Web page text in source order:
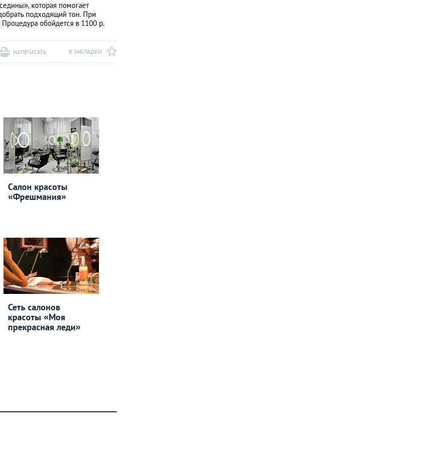
которая помогает
подходящий тон. При
обойдется в 1100 р.
В ЗАКЛАДКИ
НАПЕЧАТАТЬ
Салон красоты
«Фрешмания»
Сеть салонов
красоты «Моя
прекрасная леди»